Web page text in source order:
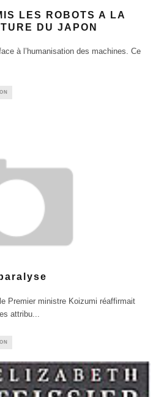
LES ROBOTS A LA
DU JAPON
à l’humanisation des machines. Ce
Premier ministre Koizumi réaffirmait
attribu